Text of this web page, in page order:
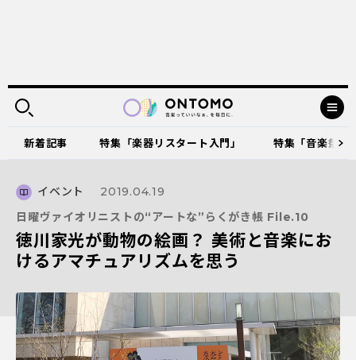
新着記事 特集「楽器リスタート入門」 特集「音楽祭
イベント
2019.04.19
日曜ヴァイオリニストの“アートな”らくがき帳 File.10
徳川家光が動物の絵画？ 美術と音楽にお
けるアマチュアリズムを思う